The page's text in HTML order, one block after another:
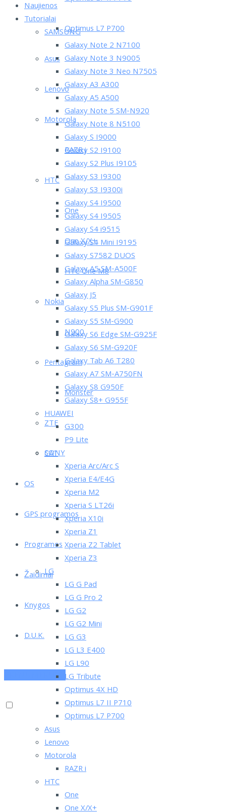
Optimus L7 P700
Asus
Lenovo
Motorola
RAZR i
HTC
One
One X/X+
HTC One M8
Nokia
N900
Pentagram
Monster
ZTE
CAT
OS
GPS programos
Programos
Žaidimai
Knygos
D.U.K.
PRENUMERUOK
Naujienos
Tutorialai
SAMSUNG
Galaxy Note 2 N7100
Galaxy Note 3 N9005
Galaxy Note 3 Neo N7505
Galaxy A3 A300
Galaxy A5 A500
Galaxy Note 5 SM-N920
Galaxy Note 8 N5100
Galaxy S I9000
Galaxy S2 I9100
Galaxy S2 Plus I9105
Galaxy S3 I9300
Galaxy S3 I9300i
Galaxy S4 I9500
Galaxy S4 I9505
Galaxy S4 i9515
Galaxy S4 Mini I9195
Galaxy S7582 DUOS
Galaxy A5 SM-A500F
Galaxy Alpha SM-G850
Galaxy J5
Galaxy S5 Plus SM-G901F
Galaxy S5 SM-G900
Galaxy S6 Edge SM-G925F
Galaxy S6 SM-G920F
Galaxy Tab A6 T280
Galaxy A7 SM-A750FN
Galaxy S8 G950F
Galaxy S8+ G955F
HUAWEI
G300
P9 Lite
SONY
Xperia Arc/Arc S
Xperia E4/E4G
Xperia M2
Xperia S LT26i
Xperia X10i
Xperia Z1
Xperia Z2 Tablet
Xperia Z3
LG
LG G Pad
LG G Pro 2
LG G2
LG G2 Mini
LG G3
LG L3 E400
LG L90
LG Tribute
Optimus 4X HD
Optimus L7 II P710
Optimus L7 P700
Asus
Lenovo
Motorola
RAZR i
HTC
One
One X/X+